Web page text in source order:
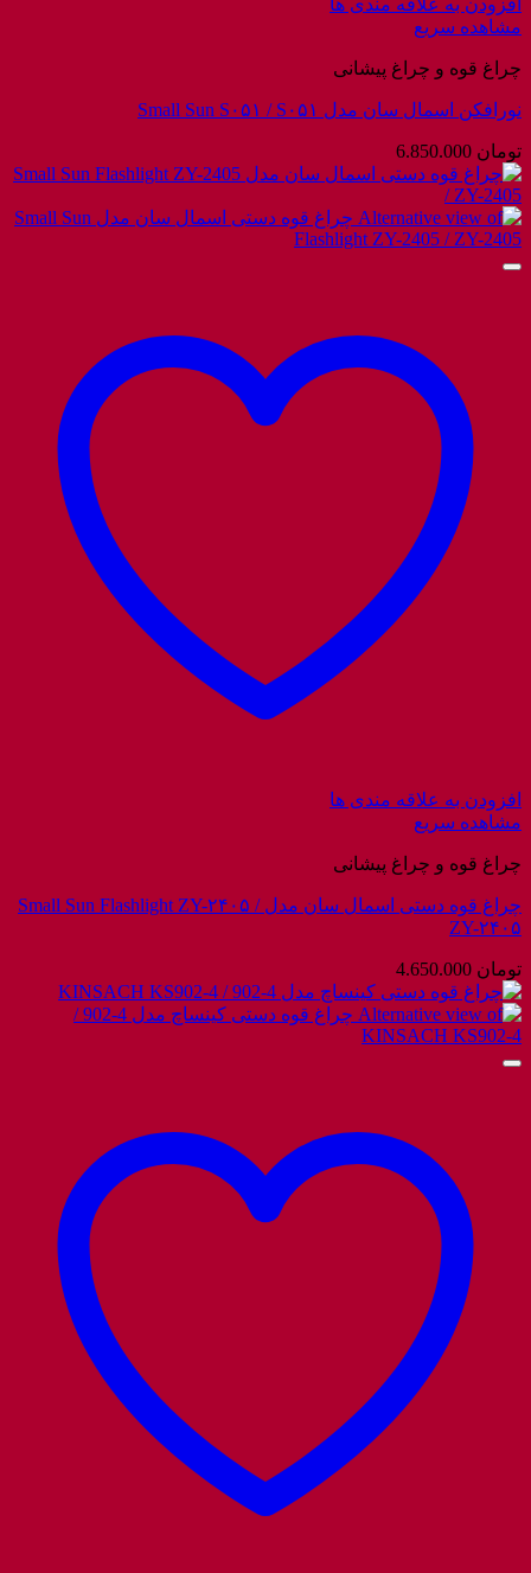
افزودن به علاقه مندی ها
مشاهده سریع
چراغ قوه و چراغ پیشانی
نورافکن اسمال سان مدل Small Sun S۰۵۱ / S۰۵۱
تومان
افزودن به علاقه مندی ها
مشاهده سریع
چراغ قوه و چراغ پیشانی
چراغ قوه دستی اسمال سان مدل Small Sun Flashlight ZY-۲۴۰۵ /
ZY-۲۴۰۵
تومان